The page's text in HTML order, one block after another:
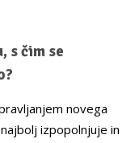
s čim se
novega
izpopolnjuje in